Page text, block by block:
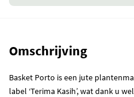
Omschrijving
Basket Porto is een jute
label ‘Terima Kasih’, wat dank u